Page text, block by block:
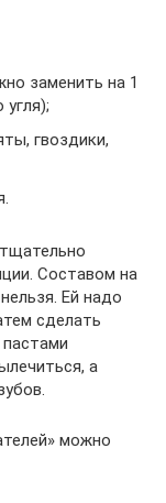
заменить на 1
угля);
гвоздики,
Составом на
Ей надо
сделать
а
можно